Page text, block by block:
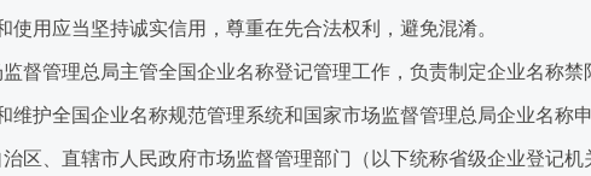
用应当坚持诚实信用，尊重在先合法权利，避免混淆。
管理总局主管全国企业名称登记管理工作，负责制定企业名称禁
维护全国企业名称规范管理系统和国家市场监督管理总局企业名称申
、直辖市人民政府市场监督管理部门（以下统称省级企业登记机